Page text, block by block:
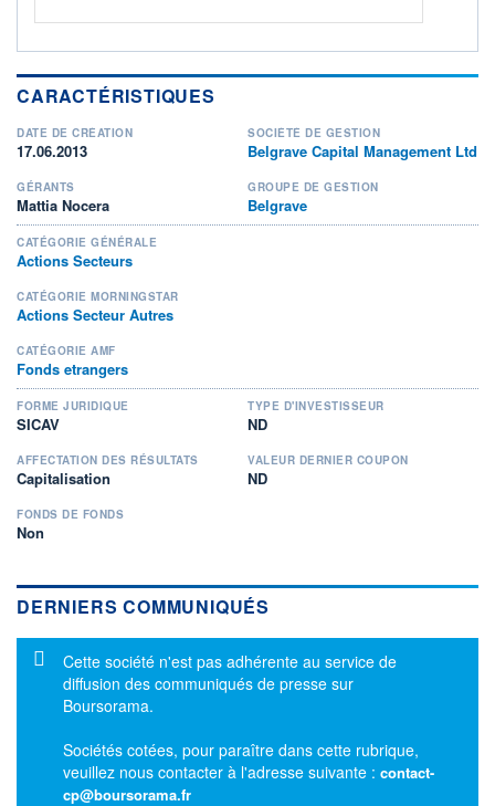
CARACTÉRISTIQUES
DATE DE CRÉATION
17.06.2013
SOCIÉTÉ DE GESTION
Belgrave Capital Management Ltd
GÉRANTS
Mattia Nocera
GROUPE DE GESTION
Belgrave
CATÉGORIE GÉNÉRALE
Actions Secteurs
CATÉGORIE MORNINGSTAR
Actions Secteur Autres
CATÉGORIE AMF
Fonds etrangers
FORME JURIDIQUE
SICAV
TYPE D'INVESTISSEUR
ND
AFFECTATION DES RÉSULTATS
Capitalisation
VALEUR DERNIER COUPON
ND
FONDS DE FONDS
Non
DERNIERS COMMUNIQUÉS
Message d'information
Cette société n'est pas adhérente au service de
diffusion des communiqués de presse sur
Boursorama.
Sociétés cotées, pour paraître dans cette rubrique,
veuillez nous contacter à l'adresse suivante : contact-
cp@boursorama.fr